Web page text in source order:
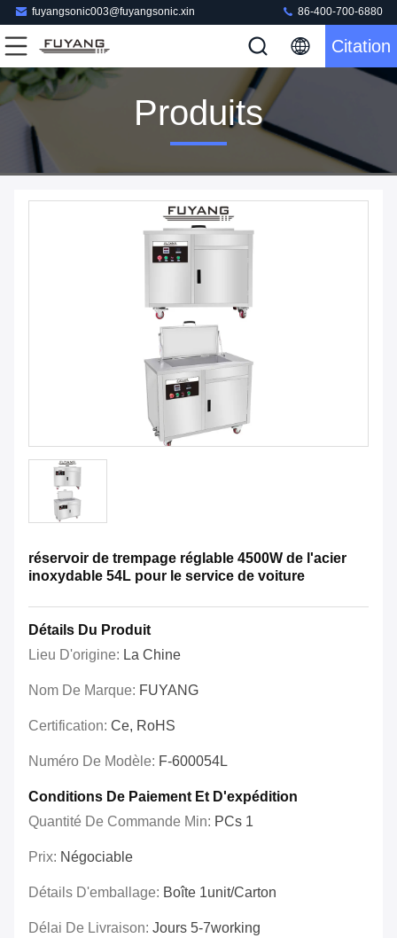
fuyangsonic003@fuyangsonic.xin 86-400-700-6880
Citation
Produits
réservoir de trempage réglable 4500W de l'acier
inoxydable 54L pour le service de voiture
Détails Du Produit
Lieu D'origine: La Chine
Nom De Marque: FUYANG
Certification: Ce, RoHS
Numéro De Modèle: F-600054L
Conditions De Paiement Et D'expédition
Quantité De Commande Min: PCs 1
Prix: Négociable
Détails D'emballage: Boîte 1unit/carton
Délai De Livraison: Jours 5-7working